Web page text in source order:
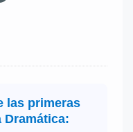
las primeras
Dramática: